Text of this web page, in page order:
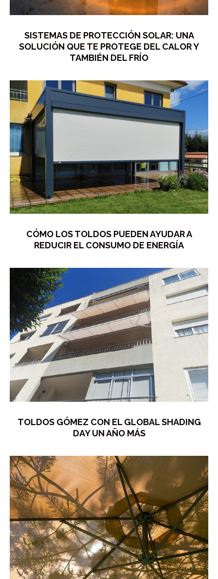
SISTEMAS DE PROTECCIÓN SOLAR: UNA
SOLUCIÓN QUE TE PROTEGE DEL CALOR Y
TAMBIÉN DEL FRÍO
CÓMO LOS TOLDOS PUEDEN AYUDAR A
REDUCIR EL CONSUMO DE ENERGÍA
TOLDOS GÓMEZ CON EL GLOBAL SHADING
DAY UN AÑO MÁS